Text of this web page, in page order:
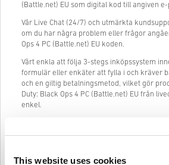
This website uses cookies
(Battle.net) EU som digital kod till angiven
Vår Live Chat (24/7) och utmärkta
om du har några problem eller frågor
Ops 4 PC (Battle.net) EU koden.
Vårt enkla att följa 3-stegs inköpssystem
formulär eller enkäter att fylla i och kräver
och en giltig betalningsmetod, vilket gör
Duty: Black Ops 4 PC (Battle.net) EU från
enkel.